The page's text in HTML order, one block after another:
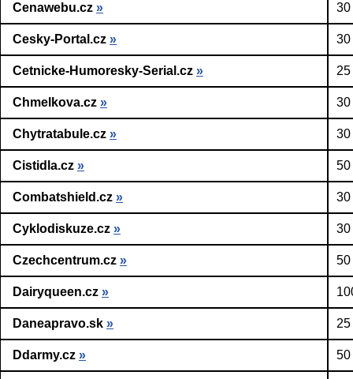
Cenawebu.cz » 30
Cesky-Portal.cz » 30
Cetnicke-Humoresky-Serial.cz »
Chmelkova.cz » 30
Chytratabule.cz » 30
Cistidla.cz » 50
Combatshield.cz » 30
Cyklodiskuze.cz » 30
Czechcentrum.cz » 50
Dairyqueen.cz »
Daneapravo.sk »
Ddarmy.cz » 50